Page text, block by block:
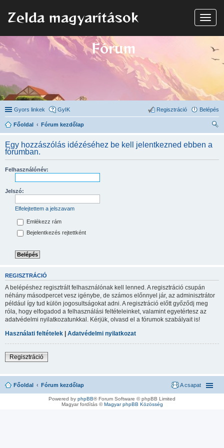
N
a
Zelda magyarítások
Fórum
Gyors linkek GyIK Belépés
Regisztráció
Főoldal
Fórum kezdőlap
s
Egy hozzászólás idézéséhez be kell jelentkezned ebben a
fórumban.
Felhasználónév:
Jelszó:
Elfelejtettem a jelszavam
Emlékezz rám
Bejelentkezés rejtettként
REGISZTRÁCIÓ
A belépéshez regisztrált felhasználónak kell lenned. A regisztráció csupán
néhány másodpercet vesz igénybe, de számos előnnyel jár, az adminisztrátor
például így tud külön jogosultságokat adni. A regisztráció előtt győződj meg
róla, hogy elfogadod a felhasználási feltételeinket, valamint egyetértesz az
adatvédelmi nyilatkozatunkkal. Kérjük, olvasd el a fórumok szabályait is!
Használati feltételek | Adatvédelmi nyilatkozat
Regisztráció
Főoldal Fórum kezdőlap A csapat
Powered by phpBB® Forum Software © phpBB Limited
Magyar fordítás ©Magyar phpBB Közösség